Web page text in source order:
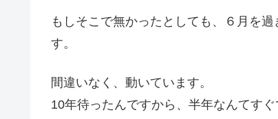
もしそこで無かったとしても、６月を
す。
間違いなく、動いています。
10年待ったんですから、半年なんてすぐ